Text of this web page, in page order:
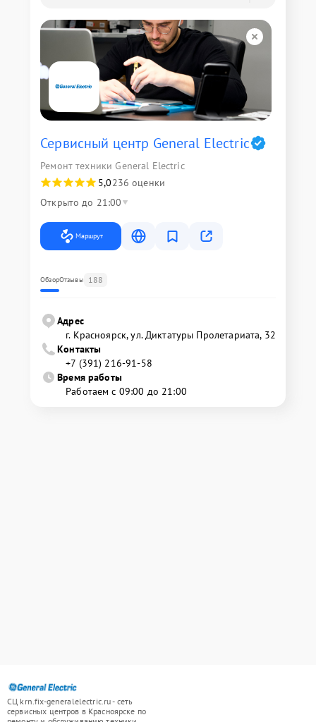
Сервисный центр General Electric
Ремонт техники General Electric
5,0236 оценки
Открыто до 21:00
Маршрут
ОбзорОтзывы 188
Адрес
г. Красноярск, ул. Диктатуры Пролетариата, 32
Контакты
+7 (391) 216-91-58
Время работы
Работаем с 09:00 до 21:00
СЦ krn.fix-generalelectric.ru - сеть
сервисных центров в Красноярске по